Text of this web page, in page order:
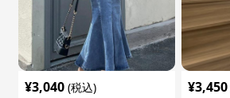
¥3,040 (税込) ¥3,450